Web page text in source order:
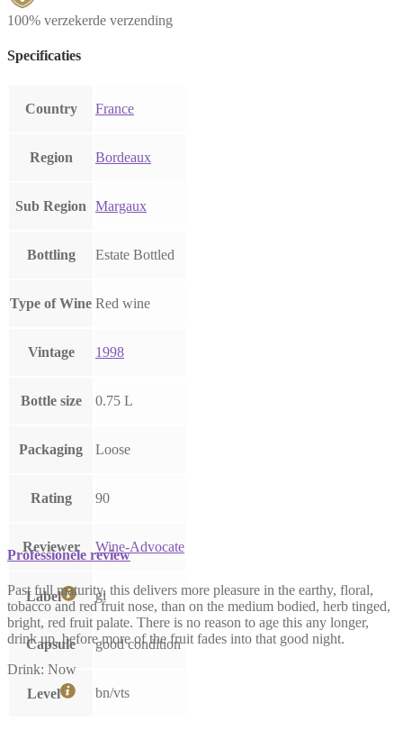
100% verzekerde verzending
Specificaties
Country France
Region Bordeaux
Sub Region Margaux
Bottling Estate Bottled
Type of Wine Red wine
Vintage 1998
Bottle size 0.75 L
Packaging Loose
Rating 90
Reviewer Wine-Advocate
Label gl
Capsule good condition
Level bn/vts
Professionele review
Past full maturity, this delivers more pleasure in the earthy, floral,
tobacco and red fruit nose, than on the medium bodied, herb tinged,
bright, red fruit palate. There is no reason to age this any longer,
drink up, before more of the fruit fades into that good night.
Drink: Now